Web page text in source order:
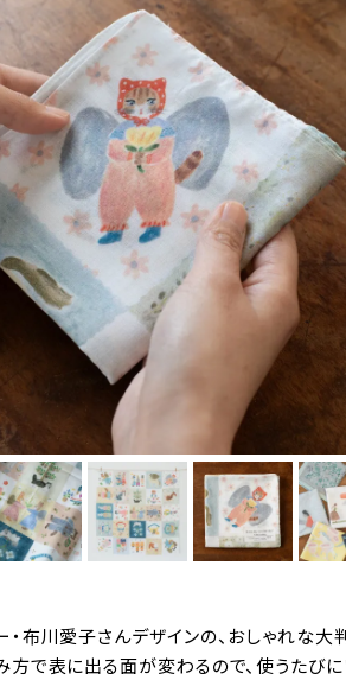
・布川愛子さんデザインの、おしゃれな大
で表に出る面が変わるので、使うたび